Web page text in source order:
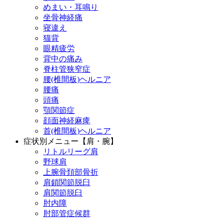
めまい・耳鳴り
坐骨神経痛
寝違え
猫背
眼精疲労
背中の痛み
脊柱管狭窄症
腰(椎間板)ヘルニア
腰痛
頭痛
顎関節症
顔面神経麻痺
首(椎間板)ヘルニア
症状別メニュー【肩・腕】
リトルリーグ肩
野球肩
上腕骨頚部骨折
肩鎖関節脱臼
肩関節脱臼
肘内障
肘部管症候群